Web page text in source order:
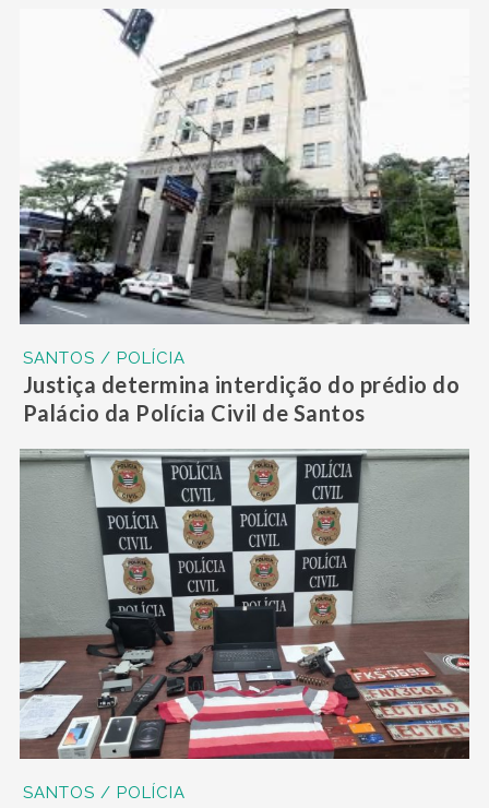
SANTOS / POLÍCIA
Justiça determina interdição do prédio do
Palácio da Polícia Civil de Santos
SANTOS / POLÍCIA